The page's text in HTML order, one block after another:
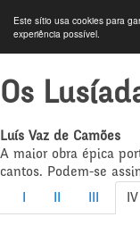
Este sítio usa cookies para
experiência possível.
Os
Luís Vaz de Camões
A maior obra épica
cantos. Podem-se
IV